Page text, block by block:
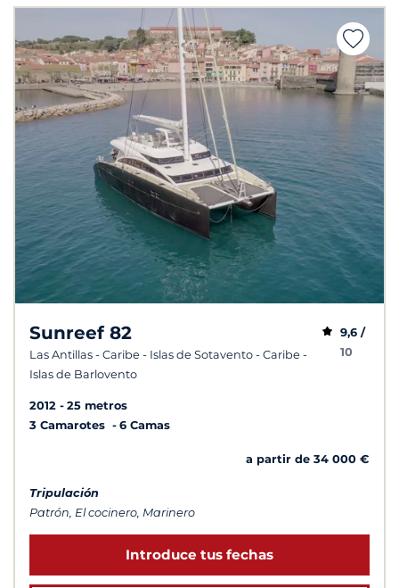
Sunreef 82
Las Antillas - Caribe - Islas de Sotavento - Caribe -
Islas de Barlovento
9,6 /
10
2012
25 metros
3 Camarotes
6 Camas
a partir de 34 000 €
Tripulación
Patrón, El cocinero, Marinero
Introduce tus fechas